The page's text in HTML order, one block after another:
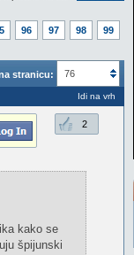
96 97 98 99
stranicu: 76
Idi na vrh
2
kako se
špijunski